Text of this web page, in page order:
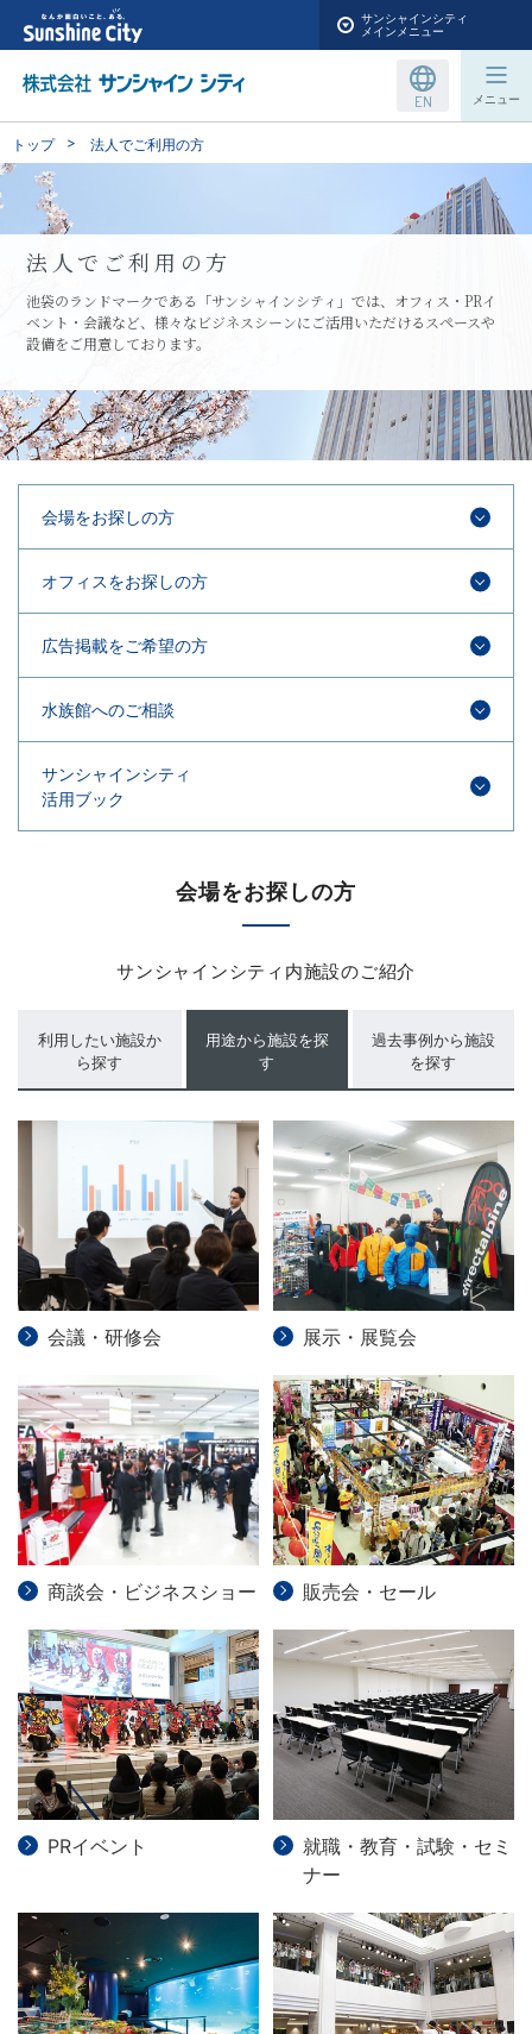
サンシャインシティ
メインメニュー
EN メニュー
トップ 法人でご利用の方
法人でご利用の方
池袋のランドマークである 「サンシャインシティ」では、
オフィス・PRイ
ベント・会議など、 様々なビジネスシーンにご活用いただける スペースや
設備をご用意しております。
会場をお探しの方
オフィスをお探しの方
広告掲載をご希望の方
水族館へのご相談
サンシャインシティ
活用ブック​
会場をお探しの方
サンシャインシティ内施設のご紹介
利用したい施設か
ら探す
用途から施設を探
す
過去事例から施設
を探す
会議・研修会 展示・展覧会
商談会・ビジネスショー 販売会・セール
PRイベント
就職・教育・試験・セミ
ナー